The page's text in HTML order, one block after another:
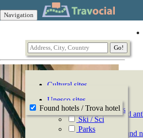
Navigation
Cultural sites
Archeology
Ethnography and
Arts
Natural history and
Unesco sites
Offerte / Offers
Ski / Sci
Parks
Found hotels / Trova hotel